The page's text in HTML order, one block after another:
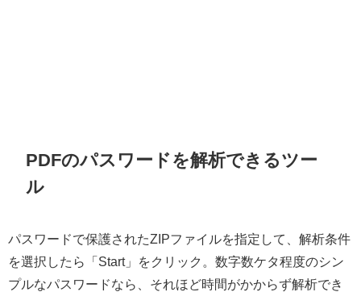
PDFのパスワードを解析できるツー
ル
パスワードで保護されたZIPファイルを指定して、解析条件
を選択したら「Start」をクリック。数字数ケタ程度のシン
プルなパスワードなら、それほど時間がかからず解析でき